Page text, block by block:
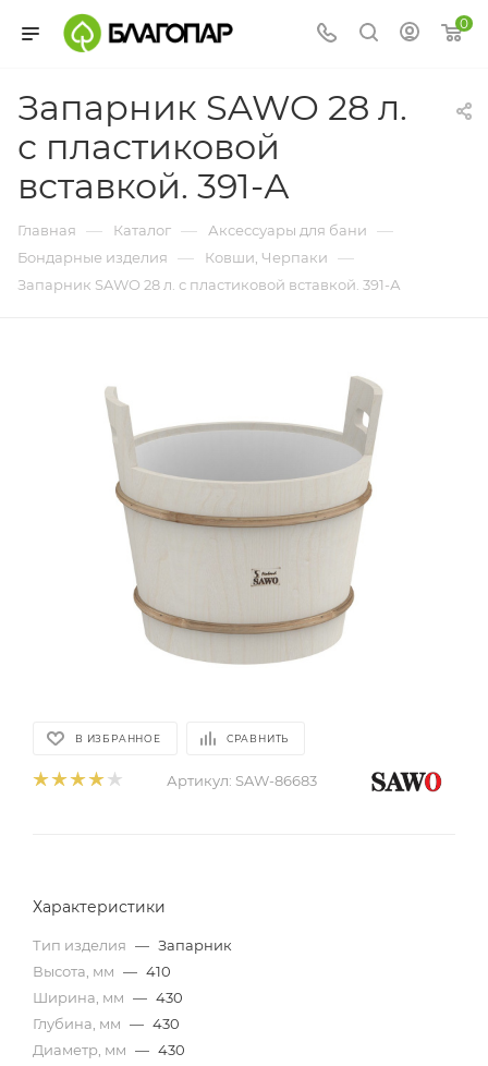
0
Запарник SAWO 28 л.
с пластиковой
вставкой. 391-А
Главная — Каталог — Аксессуары для бани —
Бондарные изделия — Ковши, Черпаки —
Запарник SAWO 28 л. с пластиковой вставкой. 391-А
В ИЗБРАННОЕ СРАВНИТЬ
Артикул: SAW-86683
Характеристики
Тип изделия — Запарник
Высота, мм — 410
Ширина, мм — 430
Глубина, мм — 430
Диаметр, мм — 430